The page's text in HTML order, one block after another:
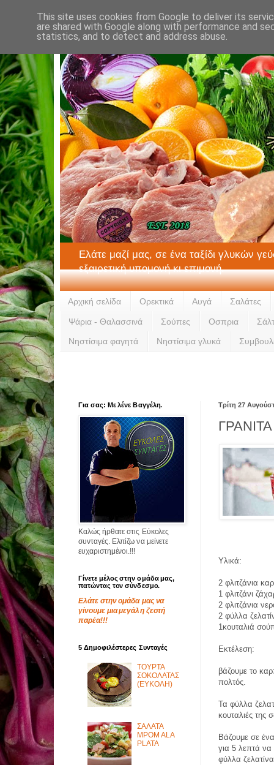
Ελάτε μαζί μας, σε ένα ταξίδι γλυκών
εξαιρετική υπομονή κι επιμονή.
Αρχική σελίδα Ορεκτικά Αυγά Σαλάτες
Ψάρια - Θαλασσινά Σούπες Οσπρια
Νηστίσιμα φαγητά Νηστίσιμα γλυκά
Τρίτη 27
Υλικά:
2 φλιτζάνια
1 φλιτζάνι
2 φλιτζάνια
2 φύλλα
1κουταλιά
Εκτέλεση:
βάζουμε το
πολτός.
Τα φύλλα
κουταλιές της
Βάζουμε σε
για 5 λεπτά
φύλλα
Για σας: Με λένε Βαγγέλη.
Καλώς ήρθατε στις Εύκολες
συνταγές. Ελπίζω να μείνετε
ευχαριστημένοι.!!!
Γίνετε μέλος στην ομάδα μας,
πατώντας τον σύνδεσμο.
Ελάτε στην ομάδα μας να
γίνουμε μια μεγάλη ζεστή
παρέα!!!
5 Δημοφιλέστερες Συνταγές
ΤΟΥΡΤΑ
ΣΟΚΟΛΑΤΑΣ
(ΕΥΚΟΛΗ)
ΣΑΛΑΤΑ
MPOM ALA
PLATA
This site uses cookies from Google to deliver its
are shared with Google along with performance and
statistics, and to detect and address abuse.